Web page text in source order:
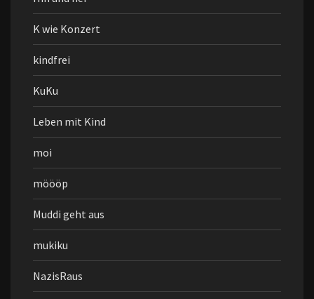
K wie Konzert
kindfrei
KuKu
Leben mit Kind
moi
möööp
Muddi geht aus
mukiku
NazisRaus